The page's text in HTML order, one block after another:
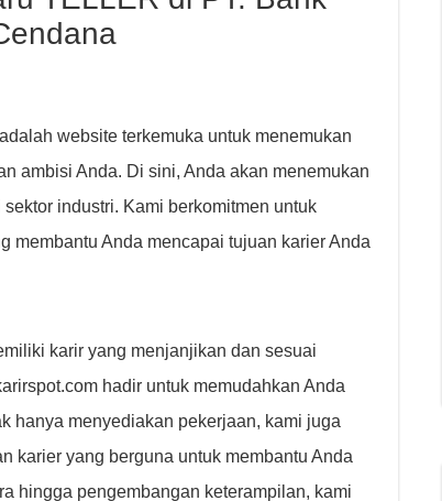
website terkemuka untuk menemukan
ambisi Anda. Di sini, Anda akan menemukan
industri. Kami berkomitmen untuk
membantu Anda mencapai tujuan karier Anda
karir yang menjanjikan dan sesuai
hadir untuk memudahkan Anda
hanya menyediakan pekerjaan, kami juga
karier yang berguna untuk membantu Anda
hingga pengembangan keterampilan, kami